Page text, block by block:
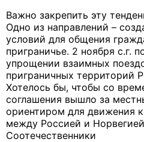
Важно закрепить эту
Одно из направлений –
условий для общения
приграничье. 2 ноября с.г.
упрощении взаимных
приграничных территорий
Хотелось бы, чтобы со
соглашения вышло за
ориентиром для движения
между Россией и
Соотечественники